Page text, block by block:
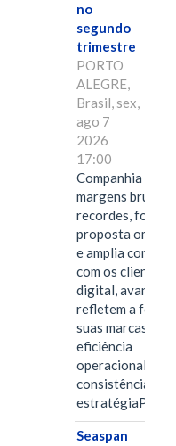
no
segundo
trimestre
PORTO
ALEGRE,
Brasil, sex,
ago 7
2026
17:00
Companhia
margens brutas
recordes,
proposta
e amplia
com os clientes
digital, avanços
refletem a força
suas marcas, a
eficiência
operacional e a
consistência de
Seaspan